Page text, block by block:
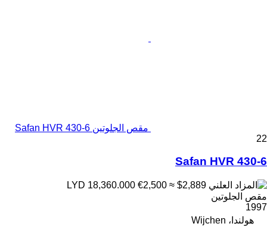
مقص الجلوتين Safan HVR 430-6
22
Safan HVR 430-6
€2,500 ≈ $2,889
مقص الجلوتين
1997
هولندا، Wijchen